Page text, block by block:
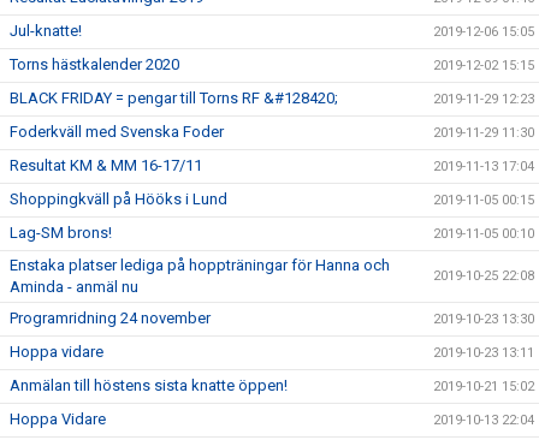
Jul-knatte! 2019-12-06 15:05
Torns hästkalender 2020 2019-12-02 15:15
BLACK FRIDAY = pengar till Torns RF &#128420; 2019-11-29 12:23
Foderkväll med Svenska Foder 2019-11-29 11:30
Resultat KM & MM 16-17/11 2019-11-13 17:04
Shoppingkväll på Hööks i Lund 2019-11-05 00:15
Lag-SM brons! 2019-11-05 00:10
Enstaka platser lediga på hoppträningar för Hanna och
Aminda - anmäl nu
2019-10-25 22:08
Programridning 24 november 2019-10-23 13:30
Hoppa vidare 2019-10-23 13:11
Anmälan till höstens sista knatte öppen! 2019-10-21 15:02
Hoppa Vidare 2019-10-13 22:04